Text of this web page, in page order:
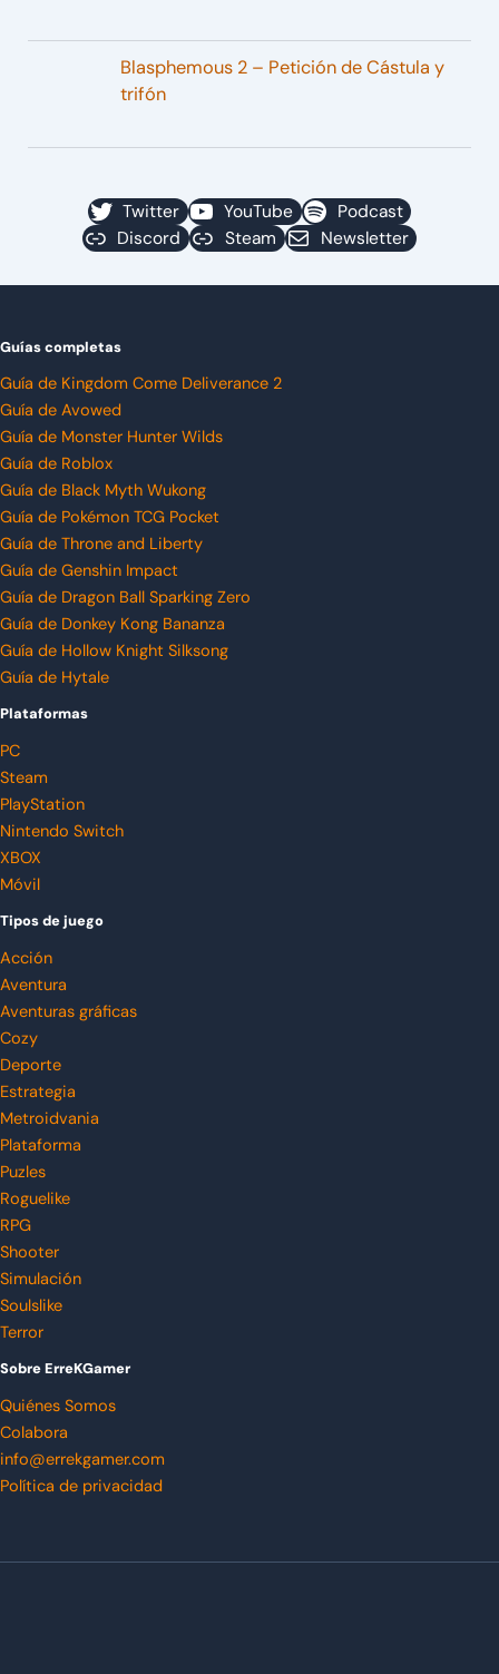
Blasphemous 2 – Petición de Cástula y
trifón
Twitter YouTube
Podcast
Discord
Steam Newsletter
Guías completas
Guía de Kingdom Come Deliverance 2
Guía de Avowed
Guía de Monster Hunter Wilds
Guía de Roblox
Guía de Black Myth Wukong
Guía de Pokémon TCG Pocket
Guía de Throne and Liberty
Guía de Genshin Impact
Guía de Dragon Ball Sparking Zero
Guía de Donkey Kong Bananza
Guía de Hollow Knight Silksong
Guía de Hytale
Plataformas
PC
Steam
PlayStation
Nintendo Switch
XBOX
Móvil
Tipos de juego
Acción
Aventura
Aventuras gráficas
Cozy
Deporte
Estrategia
Metroidvania
Plataforma
Puzles
Roguelike
RPG
Shooter
Simulación
Soulslike
Terror
Sobre ErreKGamer
Quiénes Somos
Colabora
info@errekgamer.com
Política de privacidad